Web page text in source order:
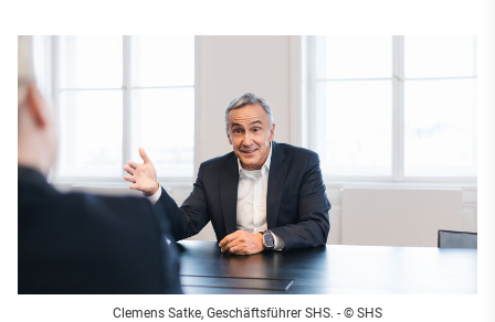
Clemens Satke, Geschäftsführer SHS. - © SHS